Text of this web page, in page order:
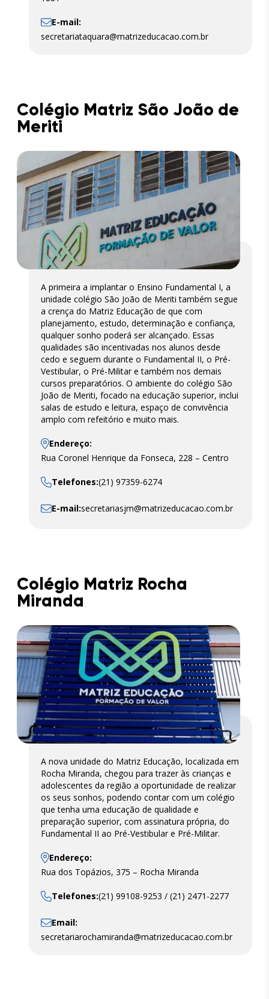
E-mail:
secretariataquara@matrizeducacao.com.br
Colégio Matriz São João de
Meriti
A primeira a implantar o Ensino Fundamental I, a
unidade colégio São João de Meriti também segue
a crença do Matriz Educação de que com
planejamento, estudo, determinação e confiança,
qualquer sonho poderá ser alcançado. Essas
qualidades são incentivadas nos alunos desde
cedo e seguem durante o Fundamental II, o Pré-
Vestibular, o Pré-Militar e também nos demais
cursos preparatórios. O ambiente do colégio São
João de Meriti, focado na educação superior, inclui
salas de estudo e leitura, espaço de convivência
amplo com refeitório e muito mais.
Endereço:
Rua Coronel Henrique da Fonseca, 228 – Centro
Telefones:(21) 97359-6274
E-mail:secretariasjm@matrizeducacao.com.br
Colégio Matriz Rocha
Miranda
A nova unidade do Matriz Educação, localizada em
Rocha Miranda, chegou para trazer às crianças e
adolescentes da região a oportunidade de realizar
os seus sonhos, podendo contar com um colégio
que tenha uma educação de qualidade e
preparação superior, com assinatura própria, do
Fundamental II ao Pré-Vestibular e Pré-Militar.
Endereço:
Rua dos Topázios, 375 – Rocha Miranda
Telefones:(21) 99108-9253 / (21) 2471-2277
Email:
secretariarochamiranda@matrizeducacao.com.br